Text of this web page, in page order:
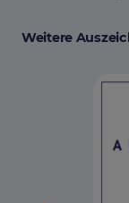
Weitere